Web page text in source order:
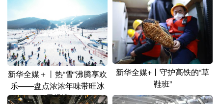
多语种频道
English Español Français عربى
Русский язык 日本語 한국어
Deutsch Português
新华全媒＋丨热“雪”沸腾享欢
乐——盘点浓浓年味带旺冰
雪经济
新华全媒+丨守护高铁的“草
鞋班”